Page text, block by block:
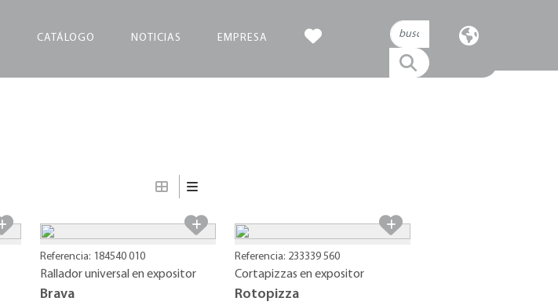
CATÁLOGO NOTICIAS EMPRESA
Referencia: 184540 010
Rallador universal en expositor
Brava
Referencia: 233339 560
Cortapizzas en expositor
Rotopizza